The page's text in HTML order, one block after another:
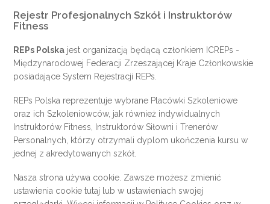
Rejestr Profesjonalnych Szkół i Instruktorów
Fitness
REPs Polska jest organizacją będącą członkiem ICREPs -
Międzynarodowej Federacji Zrzeszającej Kraje Członkowskie
posiadające System Rejestracji REPs.
REPs Polska reprezentuje wybrane Placówki Szkoleniowe
oraz ich Szkoleniowców, jak również indywidualnych
Instruktorów Fitness, Instruktorów Siłowni i Trenerów
Personalnych, którzy otrzymali dyplom ukończenia kursu w
jednej z akredytowanych szkół.
Nasza strona używa cookie. Zawsze możesz zmienić
ustawienia cookietutaj lub w ustawieniach swojej